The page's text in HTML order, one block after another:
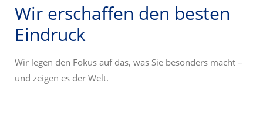
Wir erschaffen den besten
Eindruck
Wir legen den Fokus auf das, was Sie besonders macht –
und zeigen es der Welt.